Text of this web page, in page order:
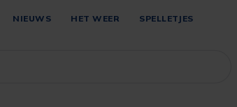
NIEUWS HET WEER SPELLETJES